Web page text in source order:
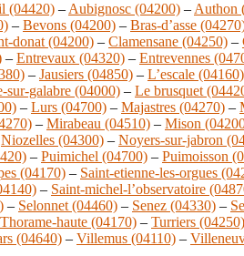
(04420) –Aubignosc (04200) –Authon
– Bevons (04200) – Bras-d’asse
donat (04200) – Clamensane (04250) –
– Entrevaux (04320) – Entrevennes
– Jausiers (04850) – L’escale (04160)
sur-galabre (04000) – Le brusquet
– Lurs (04700) – Majastres (04270) –
– Mirabeau (04510) – Mison
Niozelles (04300) – Noyers-sur-jabron
– Puimichel (04700) – Puimoisson
(04170) – Saint-etienne-les-orgues
– Saint-michel-l’observatoire
– Selonnet (04460) – Senez (04330) –
Thorame-haute (04170) – Turriers (04250)
(04640) – Villemus (04110) –